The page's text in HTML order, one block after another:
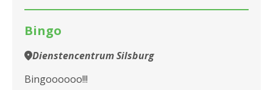
Bingo
Dienstencentrum Silsburg
Bingoooooo!!!